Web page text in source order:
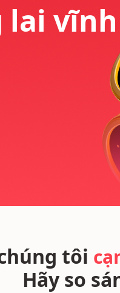
lai
tôi
Hãy so